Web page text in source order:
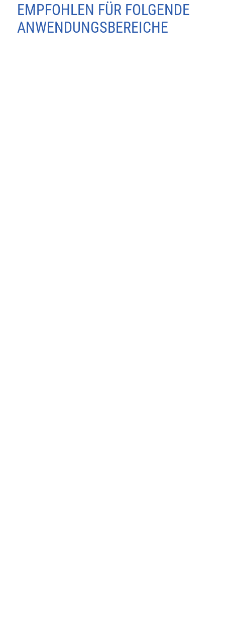
EMPFOHLEN FÜR FOLGENDE
ANWENDUNGSBEREICHE